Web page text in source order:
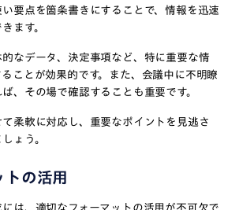
要点を箇条書きにすることで、情報を迅速
ます。
なデータ、決定事項など、特に重要な情
ことが効果的です。また、会議中に不明瞭
、その場で確認することも重要です。
柔軟に対応し、重要なポイントを見逃さ
ょう。
トの活用
は、適切なフォーマットの活用が不可欠で